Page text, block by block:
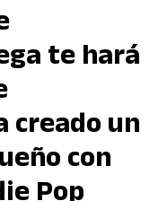
te hará
creado un
con